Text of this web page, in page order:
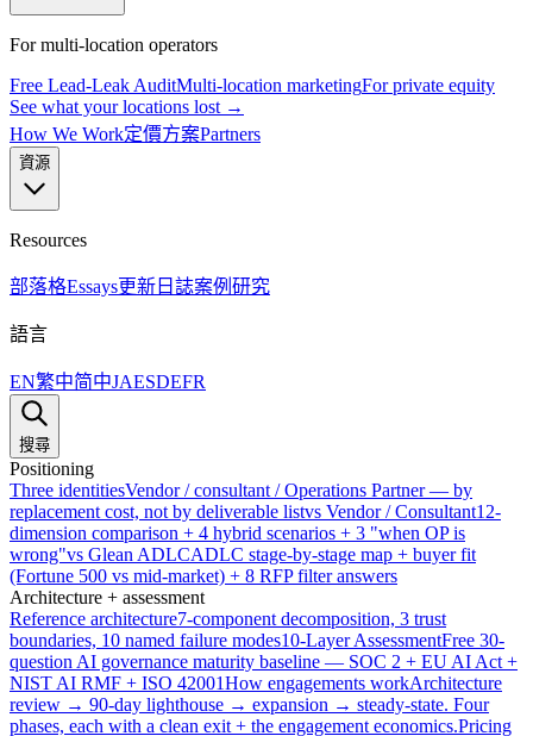
For multi-location operators
Free Lead-Leak AuditMulti-location marketingFor private equity
See what your locations lost →
How We Work定價方案Partners
資源
Resources
部落格Essays更新日誌案例研究
語言
EN繁中简中JAESDEFR
搜尋
Positioning
Three identitiesVendor / consultant / Operations Partner — by
replacement cost, not by deliverable listvs Vendor / Consultant12-
dimension comparison + 4 hybrid scenarios + 3 "when OP is
wrong"vs Glean ADLCADLC stage-by-stage map + buyer fit
(Fortune 500 vs mid-market) + 8 RFP filter answers
Architecture + assessment
Reference architecture7-component decomposition, 3 trust
boundaries, 10 named failure modes10-Layer AssessmentFree 30-
question AI governance maturity baseline — SOC 2 + EU AI Act +
NIST AI RMF + ISO 42001How engagements workArchitecture
review → 90-day lighthouse → expansion → steady-state. Four
phases, each with a clean exit + the engagement economics.Pricing